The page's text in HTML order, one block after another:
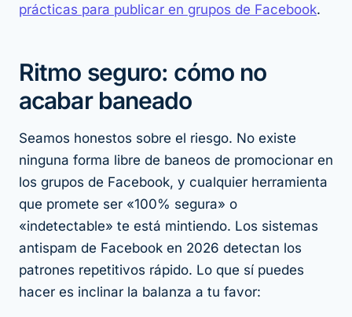
prácticas para publicar en grupos de Facebook.
Ritmo seguro: cómo no
acabar baneado
Seamos honestos sobre el riesgo. No existe
ninguna forma libre de baneos de promocionar en
los grupos de Facebook, y cualquier herramienta
que promete ser «100% segura» o
«indetectable» te está mintiendo. Los sistemas
antispam de Facebook en 2026 detectan los
patrones repetitivos rápido. Lo que sí puedes
hacer es inclinar la balanza a tu favor: